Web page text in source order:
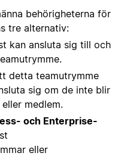
behörigheterna för
tre alternativ:
kan ansluta sig till och
detta teamutrymme
sig om de inte blir
medlem.
och Enterprise-
eller